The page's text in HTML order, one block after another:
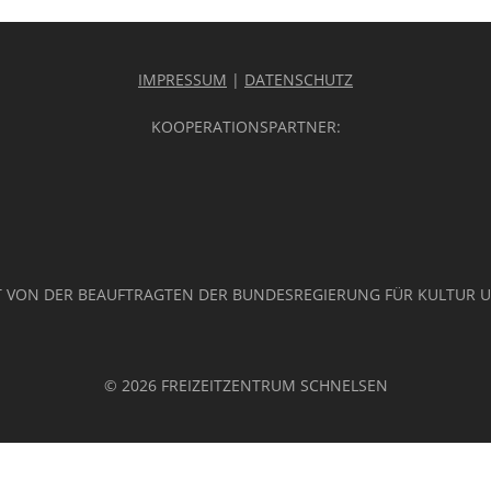
IMPRESSUM | DATENSCHUTZ
KOOPERATIONSPARTNER:
VON DER BEAUFTRAGTEN DER BUNDESREGIERUNG FÜR KULTUR
© 2026 FREIZEITZENTRUM SCHNELSEN